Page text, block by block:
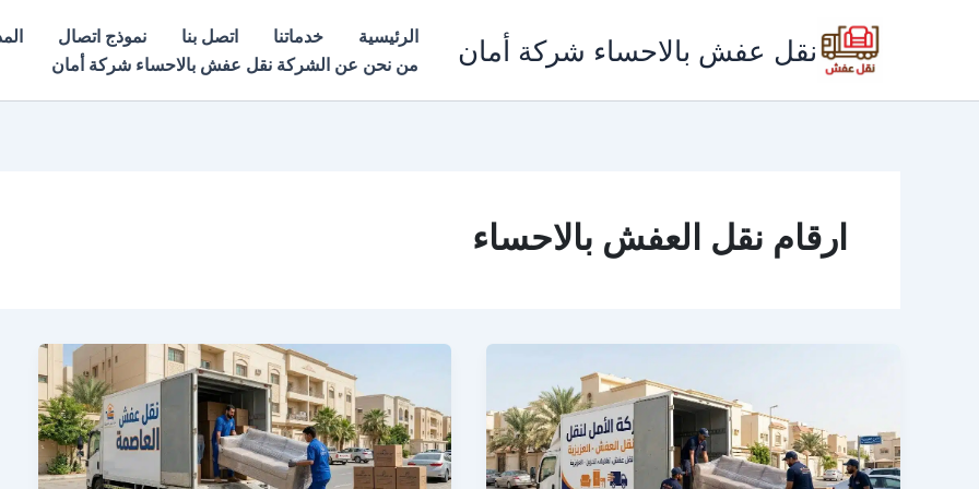
نقل عفش بالاحساء شركة أمان الرئيسية خدماتنا اتصل بنا نموذج اتصال
من نحن عن الشركة نقل عفش بالاحساء شركة أمان
ارقام نقل العفش بالاحساء